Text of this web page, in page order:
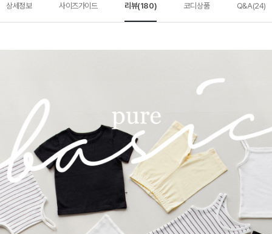
상세정보 사이즈가이드 리뷰(180) 코디상품 Q&A(24)